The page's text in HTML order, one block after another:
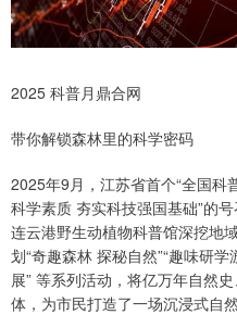
2025 科普月鼎合网
带你解锁森林里的科学密码
2025年9月，江苏省首个“全国科
科学素质 夯实科技强国基础”的
连云港野生动植物科普馆深挖地
划“奇趣森林 探秘自然”“趣味研
展” 等系列活动，将亿万年自然
体，为市民打造了一场沉浸式自然